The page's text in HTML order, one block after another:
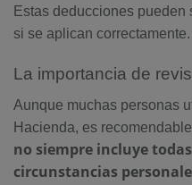
Estas deducciones pueden
si se aplican correctamente.
La importancia de
Aunque muchas personas
Hacienda, es
no siempre incluye
circunstancias